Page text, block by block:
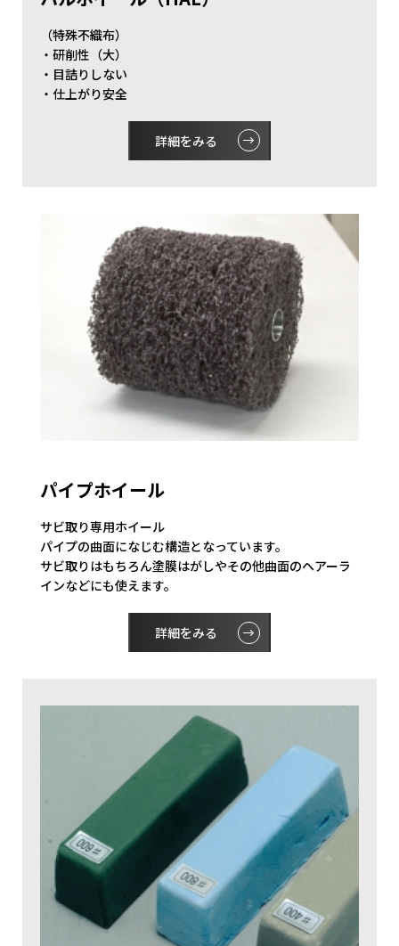
（特殊不織布）
・研削性（大）
・目詰りしない
・仕上がり安全
詳細をみる
パイプホイール
サビ取り専用ホイール
パイプの曲面になじむ構造となっています。
サビ取りはもちろん塗膜はがしやその他曲面のヘアーラ
インなどにも使えます。
詳細をみる